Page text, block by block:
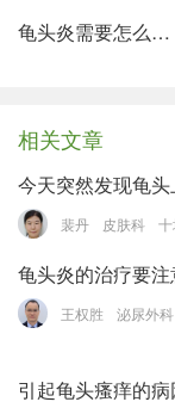
龟头炎需要怎么处理
相关文章
今天突然发现龟
裴丹 皮肤科
龟头炎的治疗要
王权胜 泌尿外科
引起龟头瘙痒的